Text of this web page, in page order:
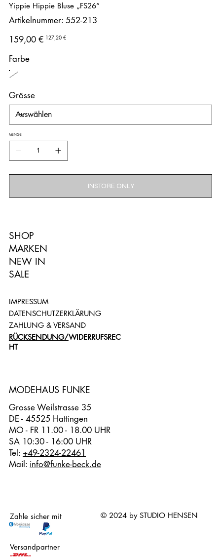
Yippie Hippie Bluse „FS26“
Artikelnummer:
Artikelnummer:
552-
552-213
Ursprünglicher
Preis
159,00 € Angebotspreis
127,20 €
Farbe
Grösse
MENGE
INSTORE ONLY
SHOP
MARKEN
NEW IN
SALE
IMPRESSUM
DATENSCHUTZERKLÄRUNG
ZAHLUNG & VERSAND
RÜCKSENDUNG/WIDERRUFSREC
HT
Grosse Weilstrasse 35
DE - 45525 Hattingen
MO - FR 11.00 - 18.00 UHR
SA 10:30 - 16:00 UHR
Tel: +49-2324-22461
Mail: info@funke-beck.de
MODEHAUS FUNKE
Versandpartner
Zahle sicher mit © 2024 by STUDIO HENSEN